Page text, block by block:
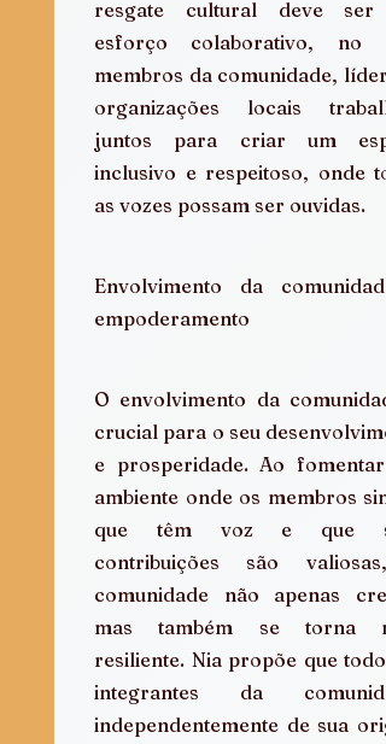
resgate cultural deve ser
esforço colaborativo, no
membros da comunidade,
organizações locais
juntos para criar um
inclusivo e respeitoso, onde
as vozes possam ser ouvidas.
Envolvimento da
empoderamento
O envolvimento da
crucial para o seu
e prosperidade. Ao fomentar
ambiente onde os membros
que têm voz e que
contribuições são
comunidade não apenas
mas também se torna
resiliente. Nia propõe que
integrantes da
independentemente de sua